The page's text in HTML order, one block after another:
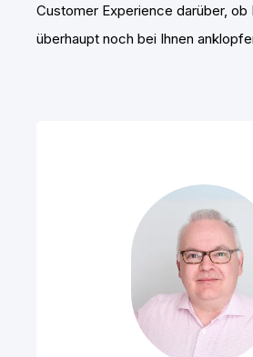
Customer Experience darüber, ob
überhaupt noch bei Ihnen